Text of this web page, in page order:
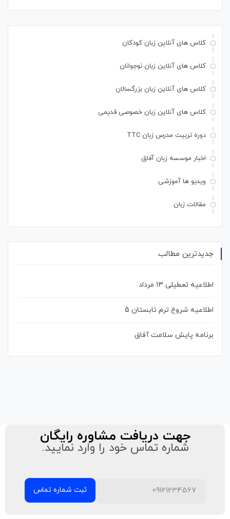
کلاس های آنلاین زبان کودکان
کلاس های آنلاین زبان نوجوانان
کلاس های آنلاین زبان بزرگسالان
کلاس های آنلاین زبان خصوصی قدیمی
دوره تربیت مدرس زبان TTC
اخبار موسسه زبان آفاق
ویدیو ها آموزشی
مقالات زبان
جدیدترین مطالب
اطلاعیه تعطیلی 13 مرداد
اطلاعیه شروع ترم تابستان 5
برنامه پایش سلامت آفاق
جهت دریافت مشاوره رایگان
شماره تماس خود را وارد نمایید.